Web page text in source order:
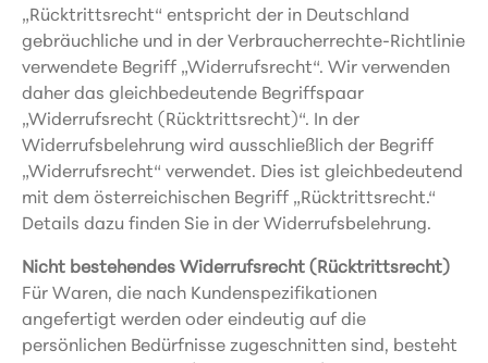
„Rücktrittsrecht“ entspricht der in Deutschland
gebräuchliche und in der Verbraucherrechte-Richtlinie
verwendete Begriff „Widerrufsrecht“. Wir verwenden
daher das gleichbedeutende Begriffspaar
„Widerrufsrecht (Rücktrittsrecht)“. In der
Widerrufsbelehrung wird ausschließlich der Begriff
„Widerrufsrecht“ verwendet. Dies ist gleichbedeutend
mit dem österreichischen Begriff „Rücktrittsrecht.“
Details dazu finden Sie in der Widerrufsbelehrung.
Nicht bestehendes Widerrufsrecht (Rücktrittsrecht)
Für Waren, die nach Kundenspezifikationen
angefertigt werden oder eindeutig auf die
persönlichen Bedürfnisse zugeschnitten sind, besteht